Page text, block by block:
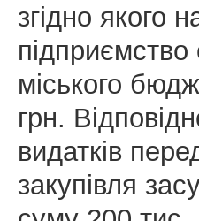
згідно якого
міського
грн.
видатків
закупівля